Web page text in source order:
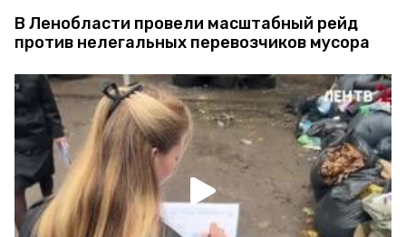
В Ленобласти провели масштабный рейд
против нелегальных перевозчиков мусора